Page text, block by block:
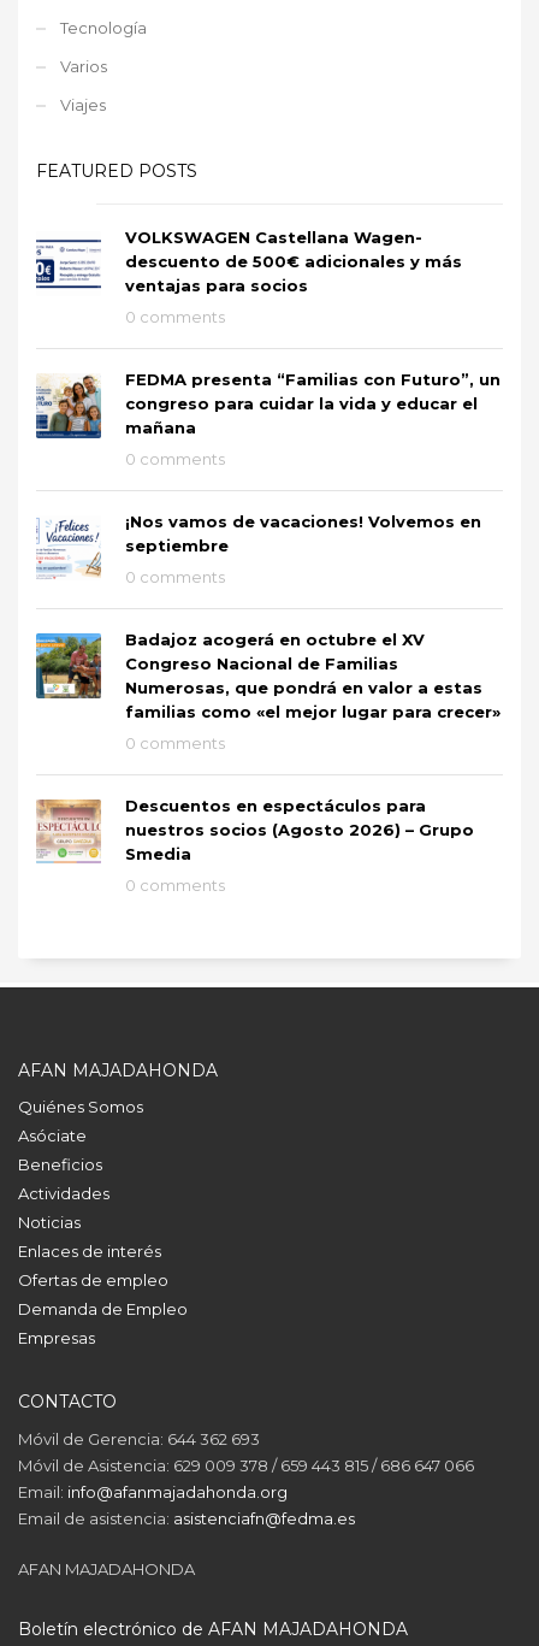
Tecnología
Varios
Viajes
FEATURED POSTS
VOLKSWAGEN Castellana Wagen-
descuento de 500€ adicionales y más
ventajas para socios
0 comments
FEDMA presenta “Familias con Futuro”, un
congreso para cuidar la vida y educar el
mañana
0 comments
¡Nos vamos de vacaciones! Volvemos en
septiembre
0 comments
Badajoz acogerá en octubre el XV
Congreso Nacional de Familias
Numerosas, que pondrá en valor a estas
familias como «el mejor lugar para crecer»
0 comments
Descuentos en espectáculos para
nuestros socios (Agosto 2026) – Grupo
Smedia
0 comments
AFAN MAJADAHONDA
Quiénes Somos
Asóciate
Beneficios
Actividades
Noticias
Enlaces de interés
Ofertas de empleo
Demanda de Empleo
Empresas
CONTACTO
Móvil de Gerencia: 644 362 693
Móvil de Asistencia: 629 009 378 / 659 443 815 / 686 647 066
Email: info@afanmajadahonda.org
Email de asistencia: asistenciafn@fedma.es
AFAN MAJADAHONDA
Boletín electrónico de AFAN MAJADAHONDA